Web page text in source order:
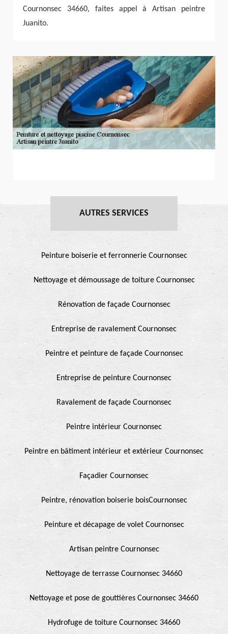
Cournonsec 34660, faites appel à Artisan peintre
Juanito.
AUTRES SERVICES
Peinture boiserie et ferronnerie Cournonsec
Nettoyage et démoussage de toiture Cournonsec
Rénovation de façade Cournonsec
Entreprise de ravalement Cournonsec
Peintre et peinture de façade Cournonsec
Entreprise de peinture Cournonsec
Ravalement de façade Cournonsec
Peintre intérieur Cournonsec
Peintre en bâtiment intérieur et extérieur Cournonsec
Façadier Cournonsec
Peintre, rénovation boiserie boisCournonsec
Peinture et décapage de volet Cournonsec
Artisan peintre Cournonsec
Nettoyage de terrasse Cournonsec 34660
Nettoyage et pose de gouttières Cournonsec 34660
Hydrofuge de toiture Cournonsec 34660